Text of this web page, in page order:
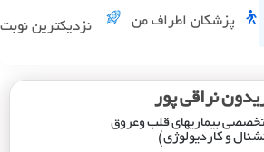
پزشکان اطراف من نزدیکترین نوبت
نراقی پور
بیماریهای قلب وعروق
و کاردیولوژی)